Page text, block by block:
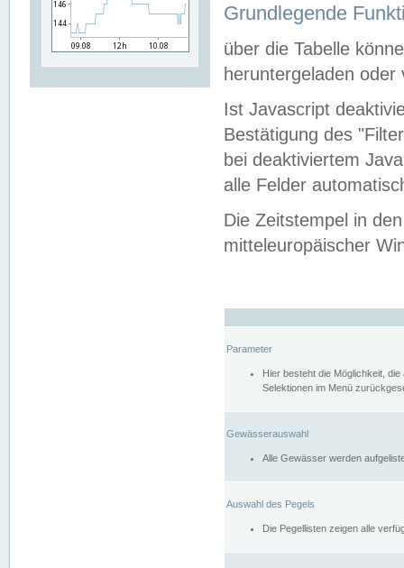
Grundlegende
über die Tabelle
heruntergeladen oder
Ist Javascript
Bestätigung des
bei deaktiviertem
alle Felder
Die Zeitstempel in
mitteleuropäischer
Parameter
Hier besteht die Möglichkeit,
Selektionen im Menü
Gewässerauswahl
Alle Gewässer werden
Auswahl des Pegels
Die Pegellisten zeigen alle